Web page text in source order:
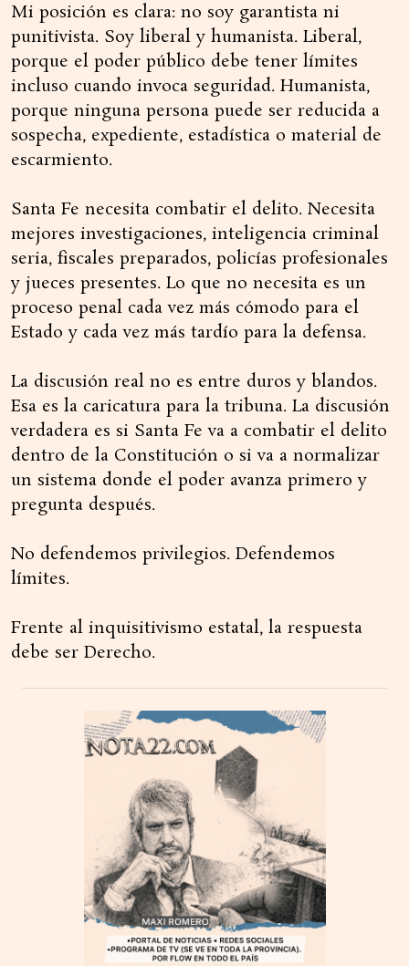
Mi posición es clara: no soy garantista ni
punitivista. Soy liberal y humanista. Liberal,
porque el poder público debe tener límites
incluso cuando invoca seguridad. Humanista,
porque ninguna persona puede ser reducida a
sospecha, expediente, estadística o material de
escarmiento.
Santa Fe necesita combatir el delito. Necesita
mejores investigaciones, inteligencia criminal
seria, fiscales preparados, policías profesionales
y jueces presentes. Lo que no necesita es un
proceso penal cada vez más cómodo para el
Estado y cada vez más tardío para la defensa.
La discusión real no es entre duros y blandos.
Esa es la caricatura para la tribuna. La discusión
verdadera es si Santa Fe va a combatir el delito
dentro de la Constitución o si va a normalizar
un sistema donde el poder avanza primero y
pregunta después.
No defendemos privilegios. Defendemos
límites.
Frente al inquisitivismo estatal, la respuesta
debe ser Derecho.